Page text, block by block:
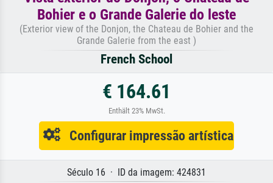
Bohier e o Grande Galerie do leste
(Exterior view of the Donjon, the Chateau de Bohier and the
Grande Galerie from the east )
French School
€ 164.61
Enthält 23% MwSt.
Configurar impressão artística
Século 16 · ID da imagem: 424831